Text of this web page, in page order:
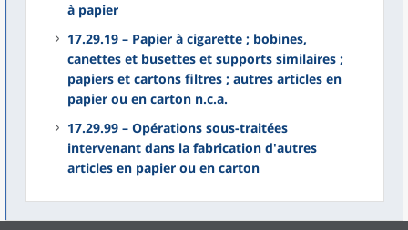
à papier
17.29.19 – Papier à cigarette ; bobines,
canettes et busettes et supports similaires ;
papiers et cartons filtres ; autres articles en
papier ou en carton n.c.a.
17.29.99 – Opérations sous-traitées
intervenant dans la fabrication d'autres
articles en papier ou en carton